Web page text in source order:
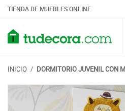
TIENDA DE MUEBLES ONLINE
INICIO / DORMITORIO JUVENIL CON